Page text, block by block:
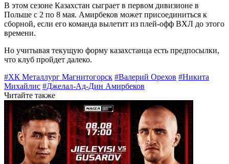
В этом сезоне Казахстан сыграет в первом дивизионе в
Польше с 2 по 8 мая. Амирбеков может присоединиться к
сборной, если его команда вылетит из плей-офф ВХЛ до этого
времени.
Но учитывая текущую форму казахстанца есть предпосылки,
что клуб пройдет далеко.
#ХК Металлург Магнитогорск #Валерий Орехов #Никита
Михайлис #Джелал-Ад-Дин Амирбеков
Читайте также